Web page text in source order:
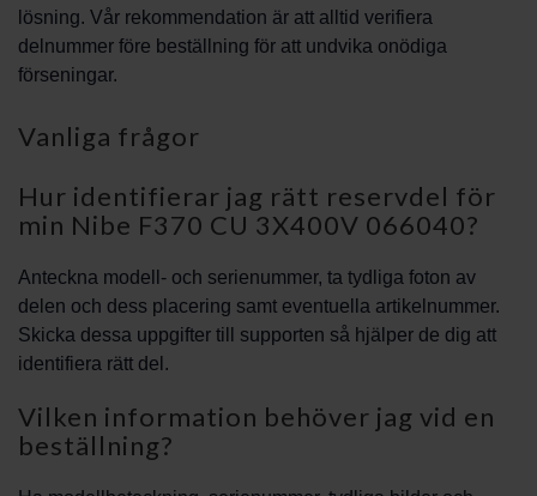
lösning. Vår rekommendation är att alltid verifiera
delnummer före beställning för att undvika onödiga
förseningar.
Vanliga frågor
Hur identifierar jag rätt reservdel för
min Nibe F370 CU 3X400V 066040?
Anteckna modell- och serienummer, ta tydliga foton av
delen och dess placering samt eventuella artikelnummer.
Skicka dessa uppgifter till supporten så hjälper de dig att
identifiera rätt del.
Vilken information behöver jag vid en
beställning?